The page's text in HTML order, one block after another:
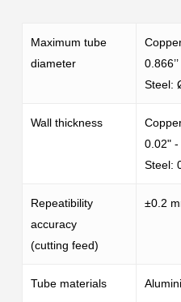
Maximum tube
diameter
0.866’’
Steel:
Wall thickness
0.02" -
Steel:
Repeatibility
accuracy
(cutting feed)
±0.2
Tube materials